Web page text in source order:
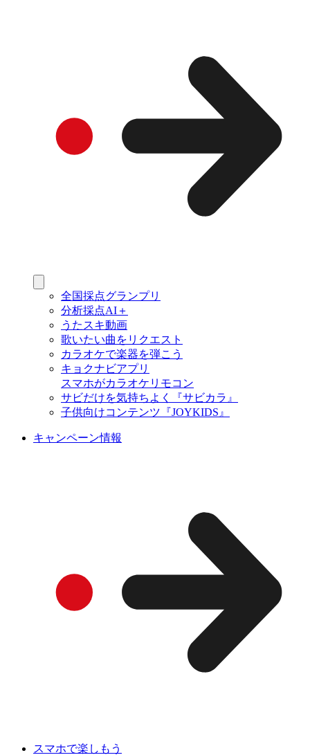
全国採点グランプリ
分析採点AI＋
うたスキ動画
歌いたい曲をリクエスト
カラオケで楽器を弾こう
キョクナビアプリ
スマホがカラオケリモコン
サビだけを気持ちよく『サビカラ』
子供向けコンテンツ『JOYKIDS』
キャンペーン情報
スマホで楽しもう